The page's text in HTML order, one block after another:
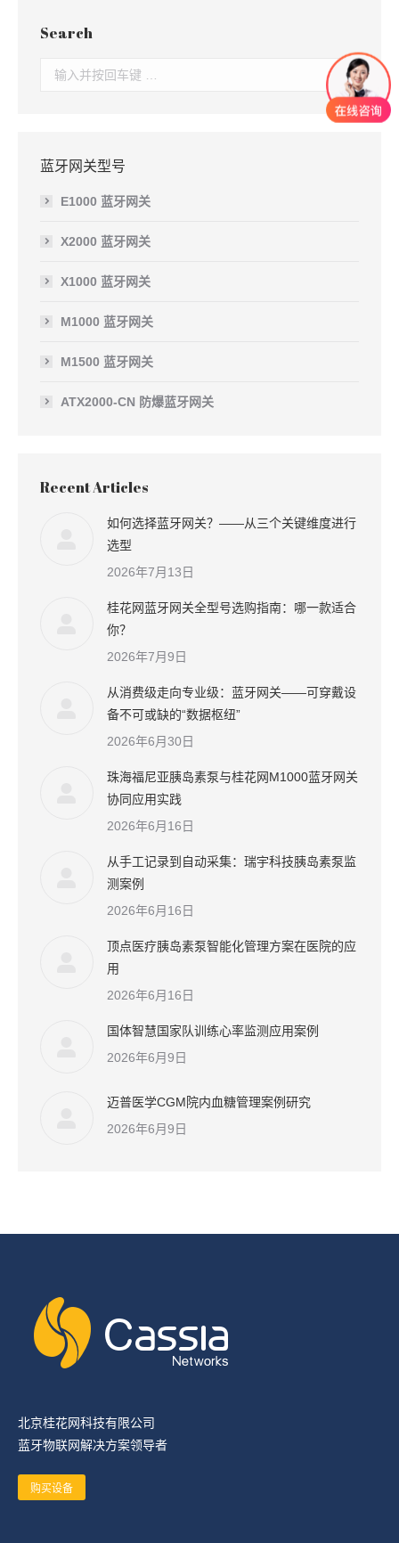
Search
Search:
蓝牙网关型号
E1000 蓝牙网关
X2000 蓝牙网关
X1000 蓝牙网关
M1000 蓝牙网关
M1500 蓝牙网关
ATX2000-CN 防爆蓝牙网关
Recent Articles
如何选择蓝牙网关？——从三个关键维度进行
选型
2026年7月13日
桂花网蓝牙网关全型号选购指南：哪一款适合
你？
2026年7月9日
从消费级走向专业级：蓝牙网关——可穿戴设
备不可或缺的“数据枢纽”
2026年6月30日
珠海福尼亚胰岛素泵与桂花网M1000蓝牙网关
协同应用实践
2026年6月16日
从手工记录到自动采集：瑞宇科技胰岛素泵监
测案例
2026年6月16日
顶点医疗胰岛素泵智能化管理方案在医院的应
用
2026年6月16日
国体智慧国家队训练心率监测应用案例
2026年6月9日
迈普医学CGM院内血糖管理案例研究
2026年6月9日
北京桂花网科技有限公司
蓝牙物联网解决方案领导者
购买设备